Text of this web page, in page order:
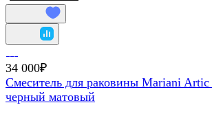
34 000₽
Смеситель для раковины Mariani Artic
черный матовый